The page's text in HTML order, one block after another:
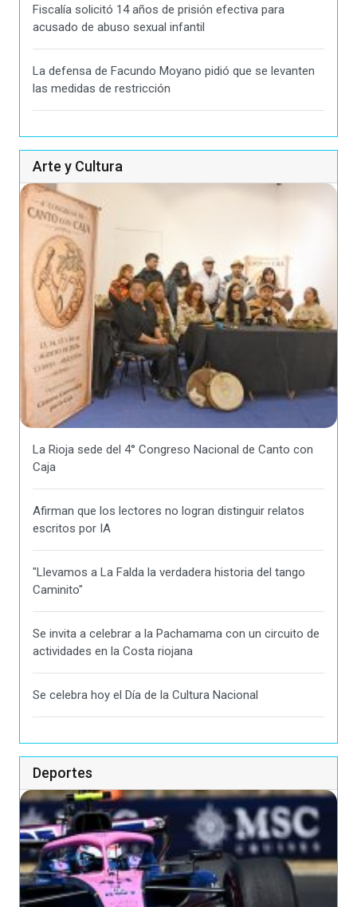
Fiscalía solicitó 14 años de prisión efectiva para
acusado de abuso sexual infantil
La defensa de Facundo Moyano pidió que se levanten
las medidas de restricción
Arte y Cultura
La Rioja sede del 4° Congreso Nacional de Canto con
Caja
Afirman que los lectores no logran distinguir relatos
escritos por IA
"Llevamos a La Falda la verdadera historia del tango
Caminito"
Se invita a celebrar a la Pachamama con un circuito de
actividades en la Costa riojana
Se celebra hoy el Día de la Cultura Nacional
Deportes